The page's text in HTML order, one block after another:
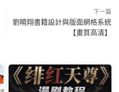
下一篇
劉曉翔書籍設計與版面網格系統
【畫質高清】